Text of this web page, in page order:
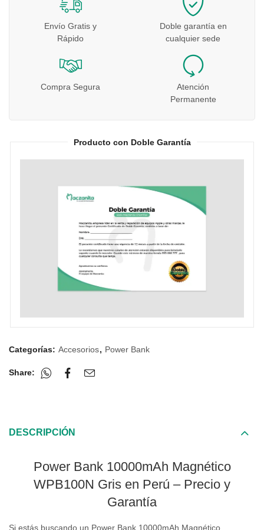
Envío Gratis y
Rápido
Doble garantía en
cualquier sede
Compra Segura
Atención
Permanente
Producto con Doble Garantía
Categorías: Accesorios, Power Bank
Share:
DESCRIPCIÓN
Power Bank 10000mAh Magnético
WPB100N Gris en Perú – Precio y
Garantía
Si estás buscando un Power Bank 10000mAh Magnético